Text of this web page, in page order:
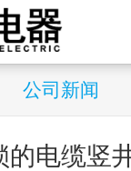
公司新闻
的电缆竖